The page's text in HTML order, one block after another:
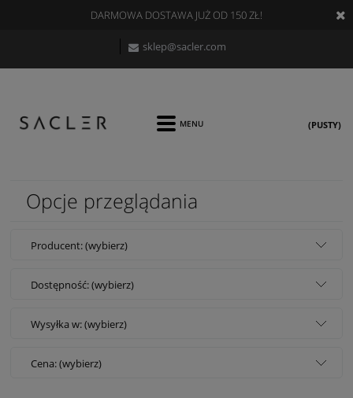
DARMOWA DOSTAWA JUŻ OD 150 ZŁ!
sklep@sacler.com
(PUSTY)
Opcje przeglądania
Producent: (wybierz)
Dostępność: (wybierz)
Wysyłka w: (wybierz)
Cena: (wybierz)